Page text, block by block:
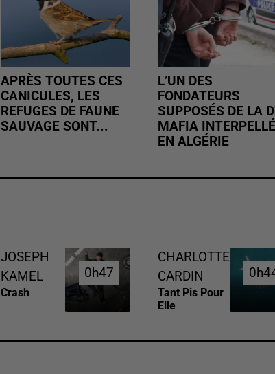
APRÈS TOUTES CES
CANICULES, LES
REFUGES DE FAUNE
SAUVAGE SONT...
L’UN DES
FONDATEURS
SUPPOSÉS DE LA
MAFIA INTERPELLÉ
EN ALGÉRIE
JOSEPH
KAMEL
Crash
0h47
0h47
CHARLOTTE
CARDIN
Tant Pis Pour
Elle